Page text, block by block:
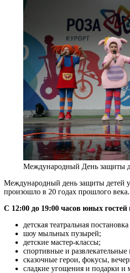
Международный День защиты
Международный день защиты детей
произошло в 20 годах прошлого века.
С 12:00 до 19:00 часов юных
детская театральная
шоу мыльных пузырей;
детские мастер-классы;
спортивные и развлекательные
сказочные герои, фокусы,
сладкие угощения и подарки и